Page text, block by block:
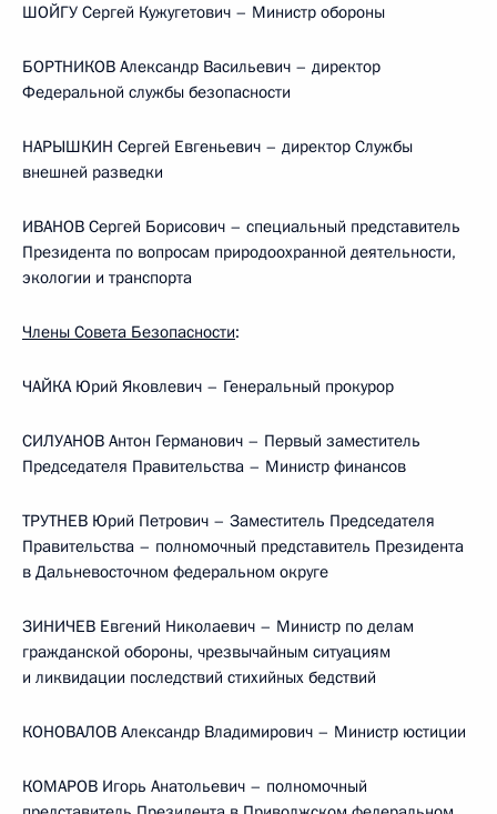
ШОЙГУ Сергей Кужугетович – Министр обороны
БОРТНИКОВ Александр Васильевич – директор
Федеральной службы безопасности
НАРЫШКИН Сергей Евгеньевич – директор Службы
внешней разведки
ИВАНОВ Сергей Борисович – специальный представитель
Президента по вопросам природоохранной деятельности,
экологии и транспорта
Члены Совета Безопасности:
ЧАЙКА Юрий Яковлевич – Генеральный прокурор
СИЛУАНОВ Антон Германович – Первый заместитель
Председателя Правительства – Министр финансов
ТРУТНЕВ Юрий Петрович – Заместитель Председателя
Правительства – полномочный представитель Президента
в Дальневосточном федеральном округе
ЗИНИЧЕВ Евгений Николаевич – Министр по делам
гражданской обороны, чрезвычайным ситуациям
и ликвидации последствий стихийных бедствий
КОНОВАЛОВ Александр Владимирович – Министр юстиции
КОМАРОВ Игорь Анатольевич – полномочный